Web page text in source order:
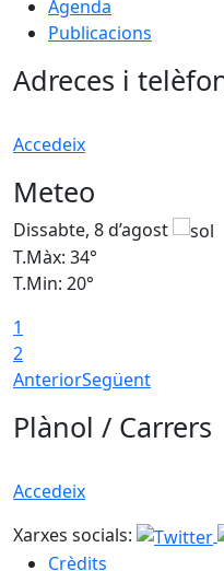
Agenda
Publicacions
Adreces i
Accedeix
Meteo
Dissabte, 8 d’agost
T.Màx: 34°
T.Min: 20°
1
2
AnteriorSegüent
Plànol / Carrers
Accedeix
Xarxes socials:
Crèdits